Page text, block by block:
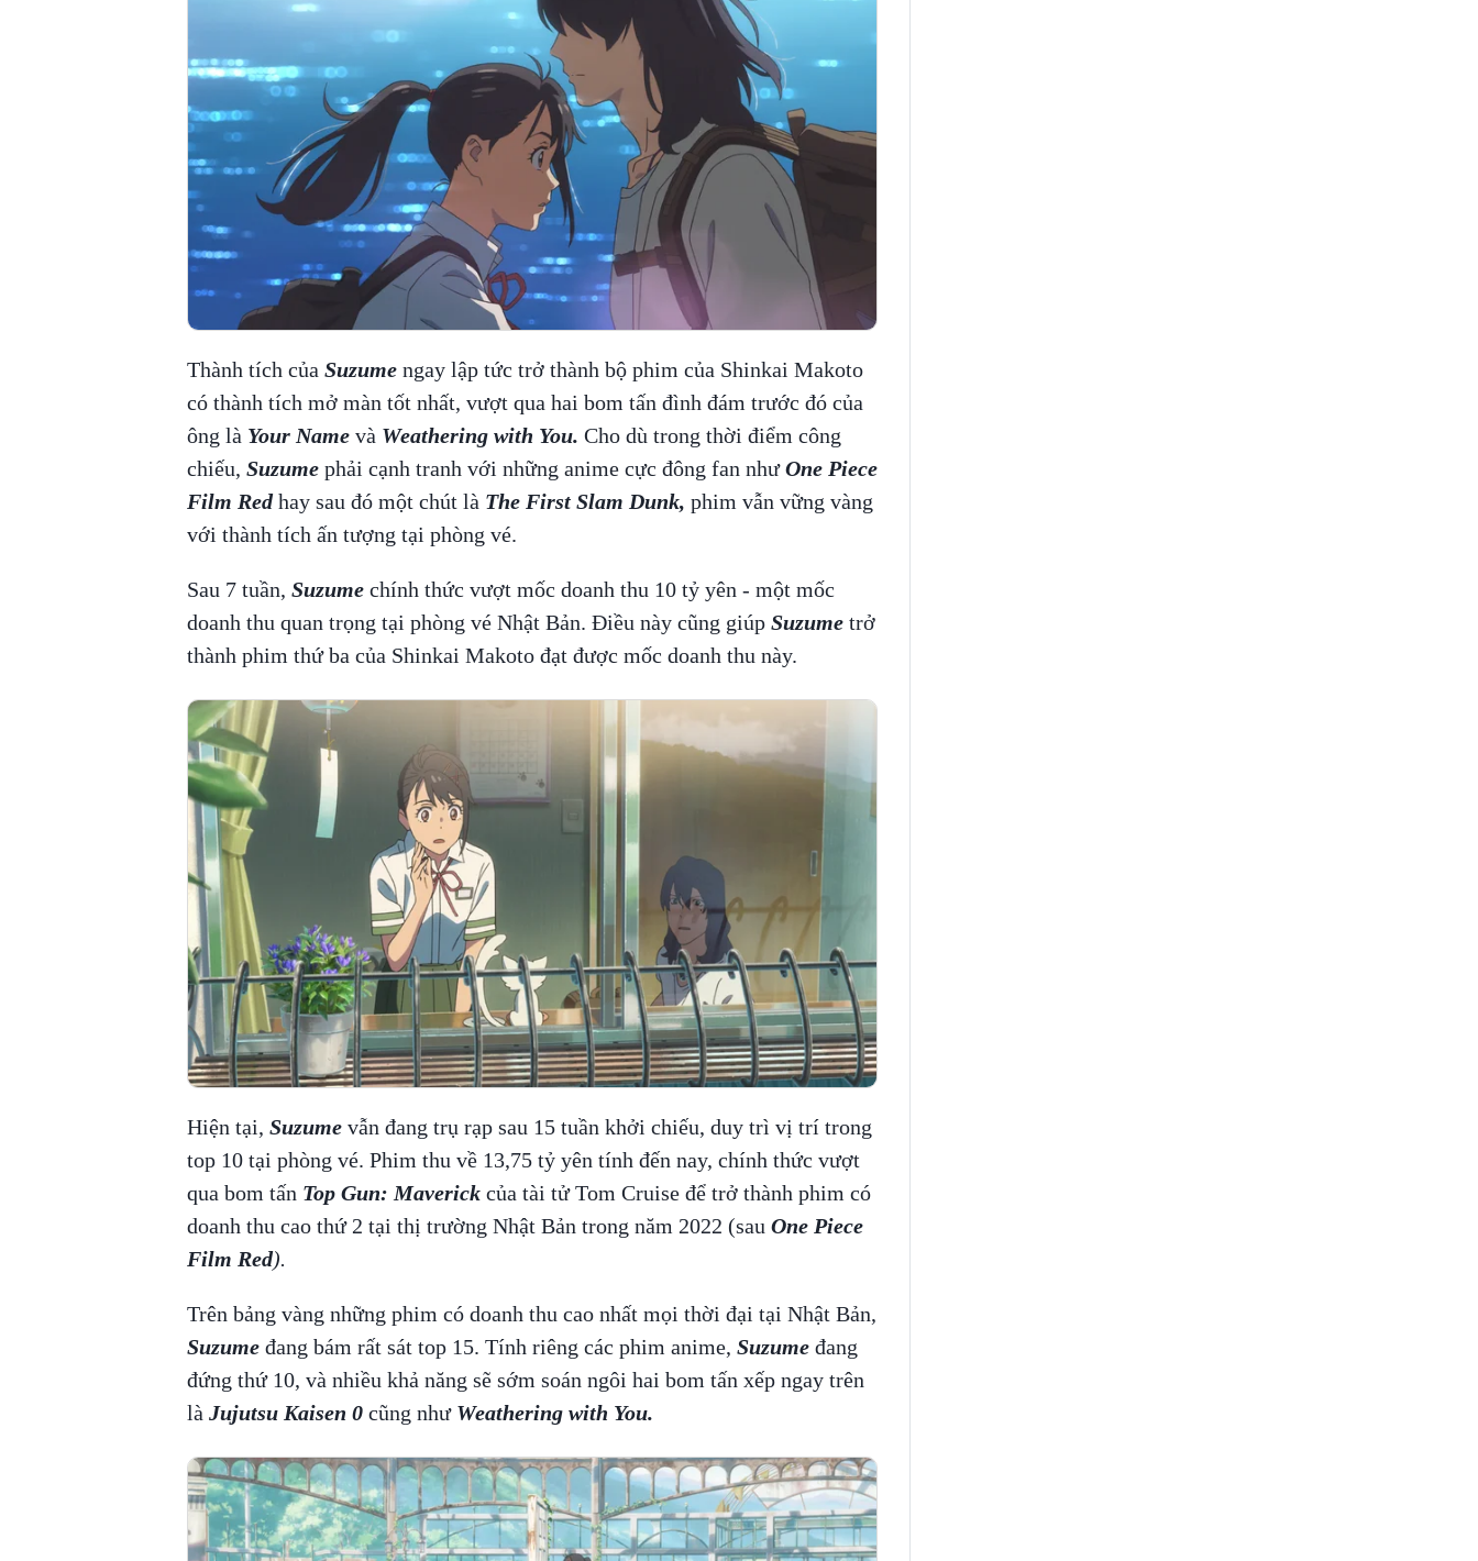
Thành tích của Suzume ngay lập tức trở thành bộ phim của Shinkai Makoto
có thành tích mở màn tốt nhất, vượt qua hai bom tấn đình đám trước đó của
ông là Your Name và Weathering with You. Cho dù trong thời điểm công
chiếu, Suzume phải cạnh tranh với những anime cực đông fan nhưOne Piece
Film Redhay sau đó một chút là The First Slam Dunk, phim vẫn vững vàng
với thành tích ấn tượng tại phòng vé.
Sau 7 tuần, Suzume chính thức vượt mốc doanh thu 10 tỷ yên - một mốc
doanh thu quan trọng tại phòng vé Nhật Bản. Điều này cũng giúp Suzume trở
thành phim thứ ba của Shinkai Makoto đạt được mốc doanh thu này.
Hiện tại, Suzume vẫn đang trụ rạp sau 15 tuần khởi chiếu, duy trì vị trí trong
top 10 tại phòng vé. Phim thu về 13,75 tỷ yên tính đến nay, chính thức vượt
qua bom tấn Top Gun: Maverick của tài tử Tom Cruise để trở thành phim có
doanh thu cao thứ 2 tại thị trường Nhật Bản trong năm 2022 (sau One Piece
Film Red).
Trên bảng vàng những phim có doanh thu cao nhất mọi thời đại tại Nhật Bản,
Suzume đang bám rất sát top 15. Tính riêng các phim anime, Suzume đang
đứng thứ 10, và nhiều khả năng sẽ sớm soán ngôi hai bom tấn xếp ngay trên
là Jujutsu Kaisen 0 cũng như Weathering with You.